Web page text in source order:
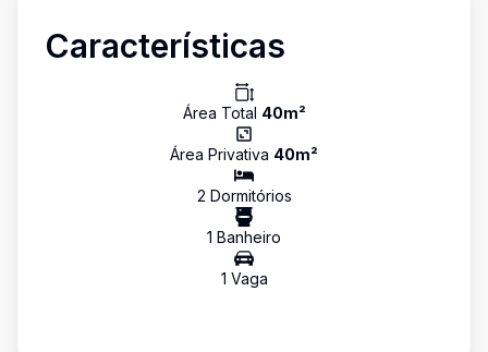
Características
Área Total 40m²
Área Privativa 40m²
2 Dormitórios
1 Banheiro
1 Vaga